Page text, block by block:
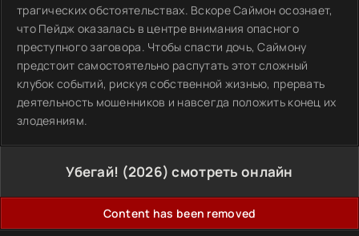
трагических обстоятельствах. Вскоре Саймон осознает,
что Пейдж оказалась в центре внимания опасного
преступного заговора. Чтобы спасти дочь, Саймону
предстоит самостоятельно распутать этот сложный
клубок событий, рискуя собственной жизнью, прервать
деятельность мошенников и навсегда положить конец их
злодеяниям.
Убегай! (2026) смотреть онлайн
Content has been removed